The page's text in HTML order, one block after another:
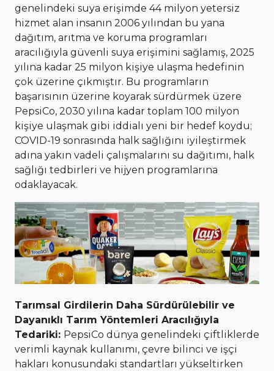
genelindeki suya erişimde 44 milyon yetersiz
hizmet alan insanın 2006 yılından bu yana
dağıtım, arıtma ve koruma programları
aracılığıyla güvenli suya erişimini sağlamış, 2025
yılına kadar 25 milyon kişiye ulaşma hedefinin
çok üzerine çıkmıştır. Bu programların
başarısının üzerine koyarak sürdürmek üzere
PepsiCo, 2030 yılına kadar toplam 100 milyon
kişiye ulaşmak gibi iddialı yeni bir hedef koydu;
COVID-19 sonrasında halk sağlığını iyileştirmek
adına yakın vadeli çalışmalarını su dağıtımı, halk
sağlığı tedbirleri ve hijyen programlarına
odaklayacak.
Tarımsal Girdilerin Daha Sürdürülebilir ve
Dayanıklı Tarım Yöntemleri Aracılığıyla
Tedariki: PepsiCo dünya genelindeki çiftliklerde
verimli kaynak kullanımı, çevre bilinci ve işçi
hakları konusundaki standartları yükseltirken